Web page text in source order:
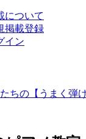
について
掲載登録
イン
ちの【うまく弾